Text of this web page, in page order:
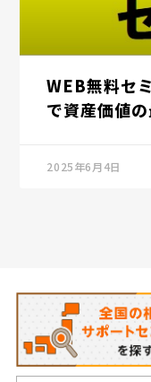
WEB無料セ
で資産価値
2025年6月4日